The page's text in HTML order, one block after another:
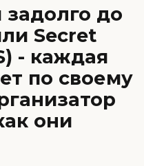
задолго до
Secret
- каждая
по своему
они